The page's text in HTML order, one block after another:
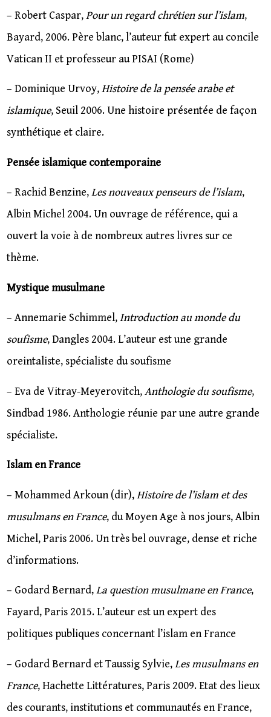
– Robert Caspar,Pour un regard chrétien sur l’islam,
Bayard, 2006. Père blanc, l’auteur fut expert au concile
Vatican II et professeur au PISAI (Rome)
– Dominique Urvoy,Histoire de la pensée arabe et
islamique, Seuil 2006. Une histoire présentée de façon
synthétique et claire.
Pensée islamique contemporaine
– Rachid Benzine,Les nouveaux penseurs de l’islam,
Albin Michel 2004. Un ouvrage de référence, qui a
ouvert la voie à de nombreux autres livres sur ce
thème.
Mystique musulmane
– Annemarie Schimmel,Introduction au monde du
soufisme, Dangles 2004. L’auteur est une grande
oreintaliste, spécialiste du soufisme
– Eva de Vitray-Meyerovitch,Anthologie du soufisme,
Sindbad 1986. Anthologie réunie par une autre grande
spécialiste.
Islam en France
– Mohammed Arkoun (dir),Histoire de l’islam et des
musulmans en France, du Moyen Age à nos jours, Albin
Michel, Paris 2006. Un très bel ouvrage, dense et riche
d’informations.
– Godard Bernard,La question musulmane en France,
Fayard, Paris 2015. L’auteur est un expert des
politiques publiques concernant l’islam en France
– Godard Bernard et Taussig Sylvie,Les musulmans en
France, Hachette Littératures, Paris 2009. Etat des lieux
des courants, institutions et communautés en France,